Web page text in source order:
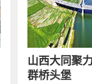
山西大同聚
群桥头堡